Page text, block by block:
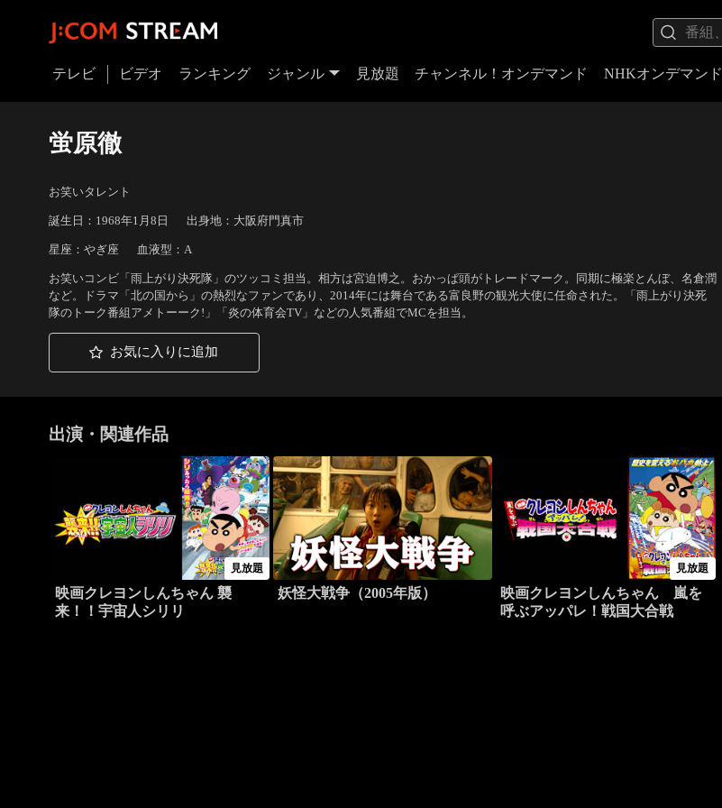
テレビ ビデオ ランキング ジャンル 見放題 チャンネル！オンデマンド NHKオンデマンド
蛍原徹
お笑いタレント
誕生日：1968年1月8日 出身地：大阪府門真市
星座：やぎ座 血液型：A
お笑いコンビ「雨上がり決死隊」のツッコミ担当。相方は宮迫博之。おかっぱ頭がトレードマーク。同期に極楽とんぼ、名倉潤
など。ドラマ「北の国から」の熱烈なファンであり、2014年には舞台である富良野の観光大使に任命された。「雨上がり決死
隊のトーク番組アメトーーク!」「炎の体育会TV」などの人気番組でMCを担当。
お気に入りに追加
出演・関連作品
見放題
映画クレヨンしんちゃん 襲
来！！宇宙人シリリ
妖怪大戦争（2005年版）
見放題
映画クレヨンしんちゃん 嵐を
呼ぶアッパレ！戦国大合戦